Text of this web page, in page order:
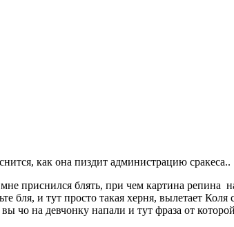
как она пиздит администрацию сракеса..
приснился блять, при чем картина репина
бля, и тут просто такая херня, вылетает
чо на девчонку напали и тут фраза от